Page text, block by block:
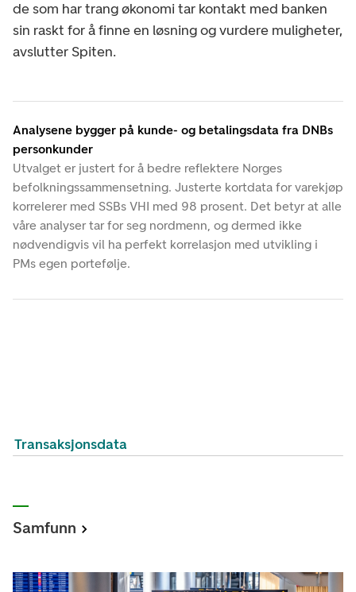
de som har trang økonomi tar kontakt med banken
sin raskt for å finne en løsning og vurdere muligheter,
avslutter Spiten.
Analysene bygger på kunde- og betalingsdata fra DNBs
personkunder
Utvalget er justert for å bedre reflektere Norges
befolkningssammensetning. Justerte kortdata for varekjøp
korrelerer med SSBs VHI med 98 prosent. Det betyr at alle
våre analyser tar for seg nordmenn, og dermed ikke
nødvendigvis vil ha perfekt korrelasjon med utvikling i
PMs egen portefølje.
Transaksjonsdata
Samfunn